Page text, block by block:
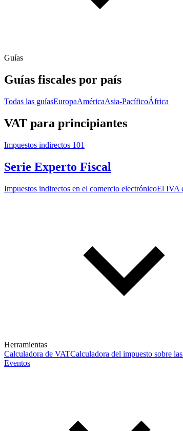
Guías
Guías fiscales por país
Todas las guíasEuropaAméricaAsia-PacíficoÁfrica
VAT para principiantes
Impuestos indirectos 101
Serie Experto Fiscal
Impuestos indirectos en el comercio electrónicoEl IVA
Herramientas
Calculadora de VATCalculadora del impuesto sobre
Eventos